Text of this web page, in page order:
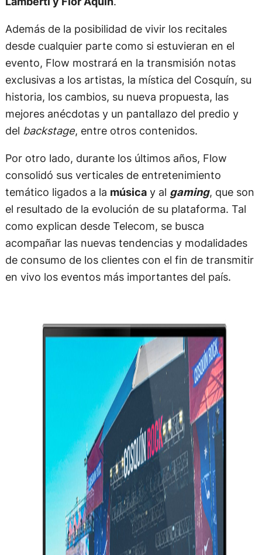
Además de la posibilidad de vivir los recitales
desde cualquier parte como si estuvieran en el
evento, Flow mostrará en la transmisión notas
exclusivas a los artistas, la mística del Cosquín, su
historia, los cambios, su nueva propuesta, las
mejores anécdotas y un pantallazo del predio y
del backstage, entre otros contenidos.
Por otro lado, durante los últimos años, Flow
consolidó sus verticales de entretenimiento
temático ligados a la músicay al gaming, que son
el resultado de la evolución de su plataforma. Tal
como explican desde Telecom, se busca
acompañar las nuevas tendencias y modalidades
de consumo de los clientes con el fin de transmitir
en vivo los eventos más importantes del país.